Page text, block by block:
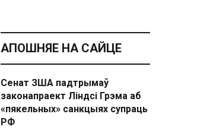
АПОШНЯЕ НА САЙЦЕ
Сенат ЗША падтрымаў
законапраект Ліндсі Грэма аб
«пякельных» санкцыях супраць
РФ